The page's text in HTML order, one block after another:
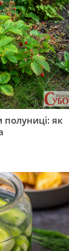
полуниці: як